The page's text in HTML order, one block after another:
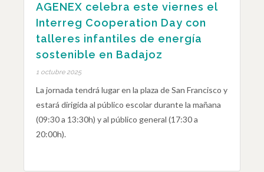
AGENEX celebra este viernes el
Interreg Cooperation Day con
talleres infantiles de energía
sostenible en Badajoz
1 octubre 2025
La jornada tendrá lugar en la plaza de San Francisco y
estará dirigida al público escolar durante la mañana
(09:30 a 13:30h) y al público general (17:30 a
20:00h).